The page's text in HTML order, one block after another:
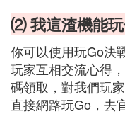
⑵ 我這渣機能
你可以使用玩Go決
玩家互相交流心得
碼領取，對我們玩
直接網路玩Go，去